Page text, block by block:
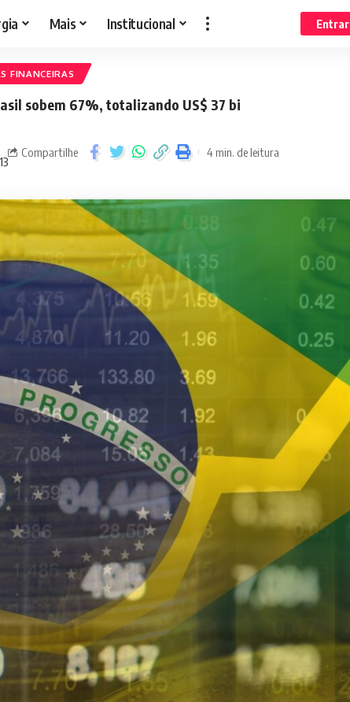
Mais Institucional Entrar
FINANCEIRAS
sobem 67%, totalizando US$ 37 bi
Compartilhe 4 min. de leitura